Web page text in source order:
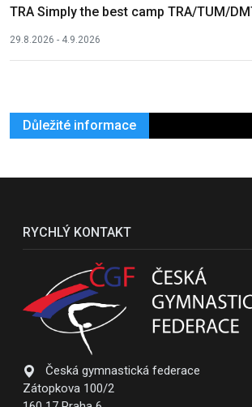
TRA Simply the best camp TRA/TUM/
29.8.2026 - 4.9.2026
Důležité informace
RYCHLÝ KONTAKT
Česká gymnastická federace
Zátopkova 100/2